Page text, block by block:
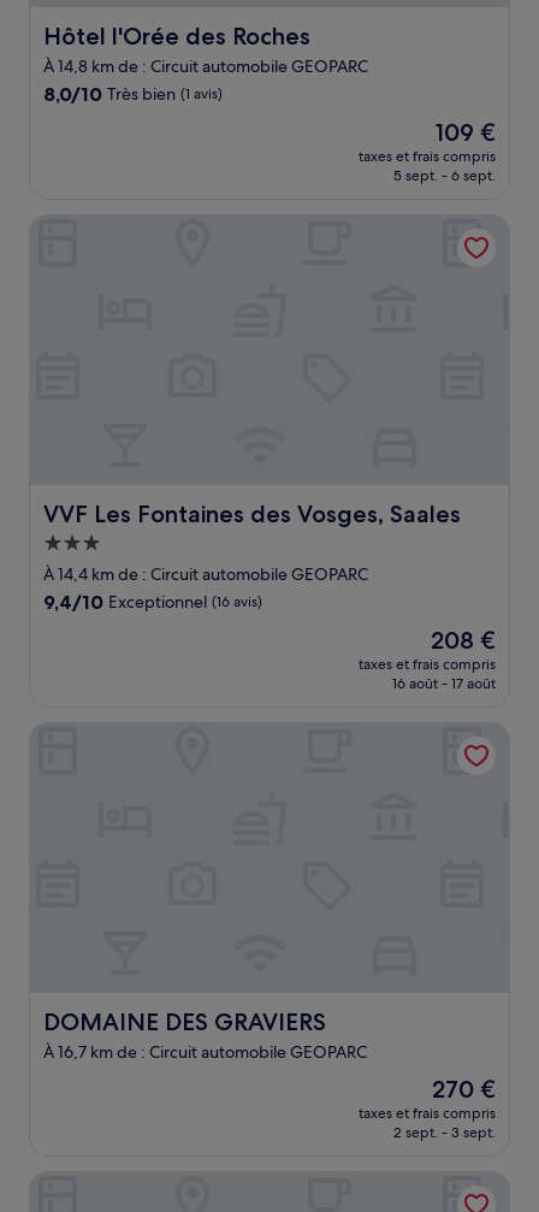
Hôtel l'Orée des Roches
Hôtel l'Orée des Roches
À 14,8 km de : Circuit automobile GEOPARC
8.0
8,0/10 Très bien (1 avis)
Le
nouveau
prix
de
109 €
109 €
taxes et frais compris
5 sept. - 6 sept.
VVF Les Fontaines des Vosges, Saales
VVF Les Fontaines des Vosges, Saales
Hébergement
3.0 étoiles
À 14,4 km de : Circuit automobile GEOPARC
9.4
9,4/10 Exceptionnel (16 avis)
Le
nouveau
prix
de
208 €
208 €
taxes et frais compris
16 août - 17 août
DOMAINE DES GRAVIERS
DOMAINE DES GRAVIERS
À 16,7 km de : Circuit automobile GEOPARC
Le
nouveau
prix
de
270 €
270 €
taxes et frais compris
2 sept. - 3 sept.